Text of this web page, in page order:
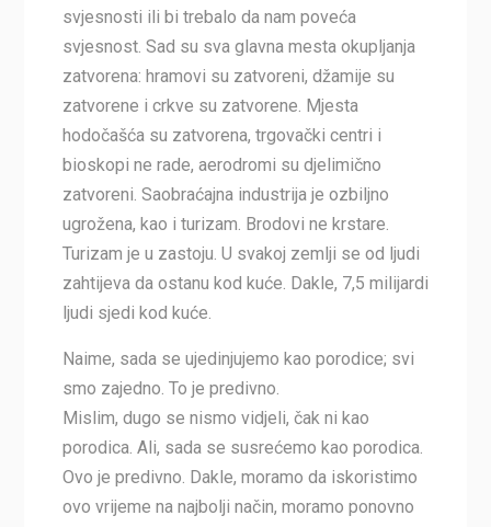
svjesnosti ili bi trebalo da nam poveća
svjesnost. Sad su sva glavna mesta okupljanja
zatvorena: hramovi su zatvoreni, džamije su
zatvorene i crkve su zatvorene. Mjesta
hodočašća su zatvorena, trgovački centri i
bioskopi ne rade, aerodromi su djelimično
zatvoreni. Saobraćajna industrija je ozbiljno
ugrožena, kao i turizam. Brodovi ne krstare.
Turizam je u zastoju. U svakoj zemlji se od ljudi
zahtijeva da ostanu kod kuće. Dakle, 7,5 milijardi
ljudi sjedi kod kuće.
Naime, sada se ujedinjujemo kao porodice; svi
smo zajedno. To je predivno.
Mislim, dugo se nismo vidjeli, čak ni kao
porodica. Ali, sada se susrećemo kao porodica.
Ovo je predivno. Dakle, moramo da iskoristimo
ovo vrijeme na najbolji način, moramo ponovno